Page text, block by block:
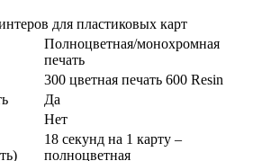
для пластиковых карт
Полноцветная/монохромная
печать
300 цветная печать 600 Resin
Да
Нет
18 секунд на 1 карту –
полноцветная